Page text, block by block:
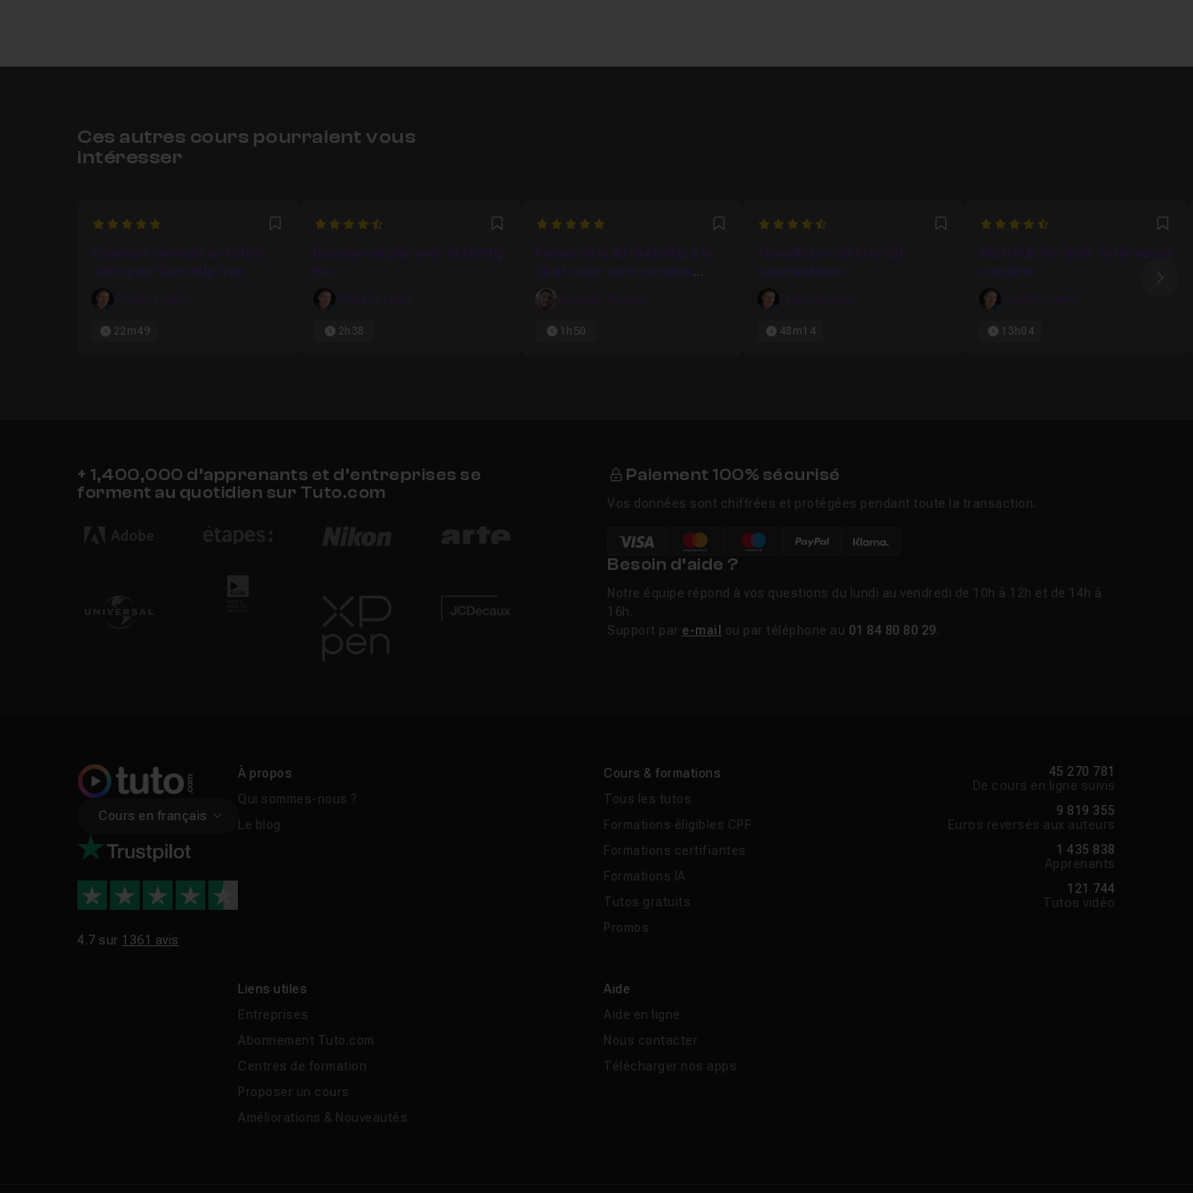
Ces autres cours pourraient vous
intéresser
5 Favori
Comment convertir un fichier
.DWG pour SketchUp Free
Frédéric Lamy
22m49
4.8627450980392 Favori
Dessiner un plan avec SketchUp
Pro
Frédéric Lamy
2h38
5 Favori
Passer de la 3D SketchUp à la
2D et créez votre première
planche LayOut
Mansour Negadi
1h50
4.9545454545455 Favori
Travaillez en 3D et en 2D
simultanément
Frédéric Lamy
48m14
4.9183673469388
SketchUp Pro 2020 : la formation
complète
Frédéric Lamy
13h04
+ 1,400,000 d’apprenants et d’entreprises se
forment au quotidien sur Tuto.com
Paiement 100% sécurisé
Vos données sont chiffrées et protégées pendant toute la transaction.
Besoin d’aide ?
Notre équipe répond à vos questions du lundi au vendredi de 10h à 12h et de 14h à
16h.
Support par e-mail ou par téléphone au 01 84 80 80 29.
Cours en français
4.7 sur 1361 avis
À propos
Qui sommes-nous ?
Le blog
Cours & formations
Tous les tutos
Formations éligibles CPF
Formations certifiantes
Formations IA
Tutos gratuits
Promos
Liens utiles
Entreprises
Abonnement Tuto.com
Centres de formation
Proposer un cours
Améliorations & Nouveautés
Aide
Aide en ligne
Nous contacter
Télécharger nos apps
45 270 781
De cours en ligne suivis
9 819 355
Euros reversés aux auteurs
1 435 838
Apprenants
121 744
Tutos vidéo